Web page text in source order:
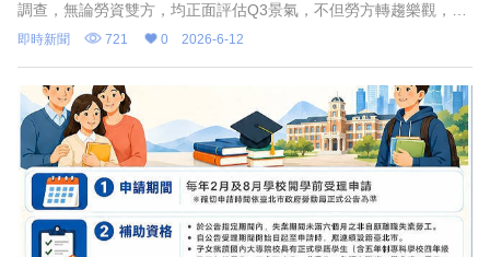
調查，無論勞資雙方，均正面評估Q3景氣，不但勞方轉趨樂觀，資
方的樂觀度更創5季新高！但值得注意的是，台股狂飆出現「全民瘋
炒股」現象，高達
即時新聞 721 0 2026-6-12